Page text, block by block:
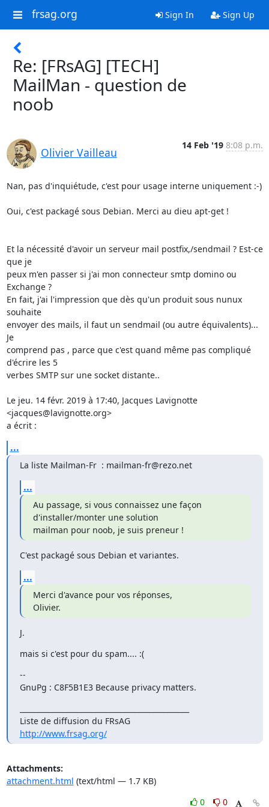
frsag.org Sign In Sign Up
Re: [FRsAG] [TECH]
MailMan - question de
noob
Olivier Vailleau
14 Feb '19 8:08 p.m.
Nan, pas d'inquiétude, c'est pour usage interne uniquement :-)
Oui, c'est packagé sous Debian. Merci au dieu apt-get !
Et la nécessité d'avoir un serveur mail postfix,/sendmail ? Est-ce
que je
peux m'en passer si j'ai mon connecteur smtp domino ou
Exchange ?
En fait, j'ai l'impression que dès qu'un produit sous nunux
souhaite
envoyer des mails, il faut un sendmail (ou autre équivalents)...
Je
comprend pas , parce que c'est quand même pas compliqué
d'écrire les 5
verbes SMTP sur une socket distante..
Le jeu. 14 févr. 2019 à 17:40, Jacques Lavignotte
<jacques@lavignotte.org>
a écrit :
...
La liste Mailman-Fr  : mailman-fr@rezo.net
...
Au passage, si vous connaissez une façon
d'installer/monter une solution
mailman pour noob, je suis preneur !
C'est packagé sous Debian et variantes.
...
Merci d'avance pour vos réponses,
Olivier.
J.
mais si c'est pour du spam.... :(
--
GnuPg : C8F5B1E3 Because privacy matters.
Liste de diffusion du FRsAG
http://www.frsag.org/
Attachments:
attachment.html (text/html — 1.7 KB)
0
0